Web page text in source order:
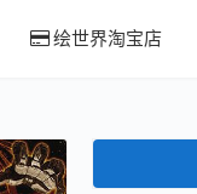
绘世界淘宝店